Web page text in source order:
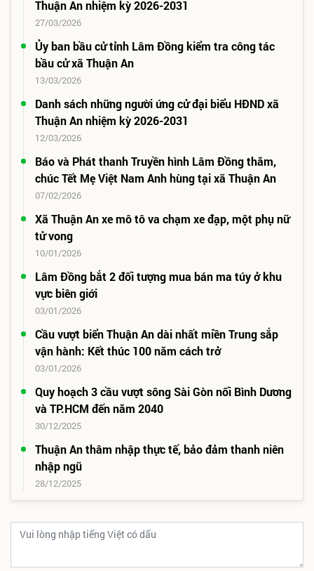
Thuận An nhiệm kỳ 2026-2031
27/03/2026
Ủy ban bầu cử tỉnh Lâm Đồng kiểm tra công tác
bầu cử xã Thuận An
13/03/2026
Danh sách những người ứng cử đại biểu HĐND xã
Thuận An nhiệm kỳ 2026-2031
12/03/2026
Báo và Phát thanh Truyền hình Lâm Đồng thăm,
chúc Tết Mẹ Việt Nam Anh hùng tại xã Thuận An
07/02/2026
Xã Thuận An xe mô tô va chạm xe đạp, một phụ nữ
tử vong
10/01/2026
Lâm Đồng bắt 2 đối tượng mua bán ma túy ở khu
vực biên giới
03/01/2026
Cầu vượt biển Thuận An dài nhất miền Trung sắp
vận hành: Kết thúc 100 năm cách trở
03/01/2026
Quy hoạch 3 cầu vượt sông Sài Gòn nối Bình Dương
và TP.HCM đến năm 2040
30/12/2025
Thuận An thâm nhập thực tế, bảo đảm thanh niên
nhập ngũ
28/12/2025